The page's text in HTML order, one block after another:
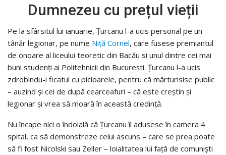
Dumnezeu cu prețul vieții
Pe la sfârsitul lui ianuarie, Ţurcanu l-a ucis personal pe un
tânăr legionar, pe nume Niță Cornel, care fusese premiantul
de onoare al liceului teoretic din Bacău si unul dintre cei mai
buni studenți ai Politehnicii din București. Ţurcanu l-a ucis
zdrobindu-i ficatul cu picioarele, pentru că mărturisise public
– auzind și cei de după cearceafuri – că este creștin și
legionar și vrea să moară în această credință.
Nu încape nici o îndoială că Ţurcanu îl adusese în camera 4
spital, ca să demonstreze celui ascuns – care se prea poate
să fi fost Nicolski sau Zeller – loialitatea lui față de comuniști